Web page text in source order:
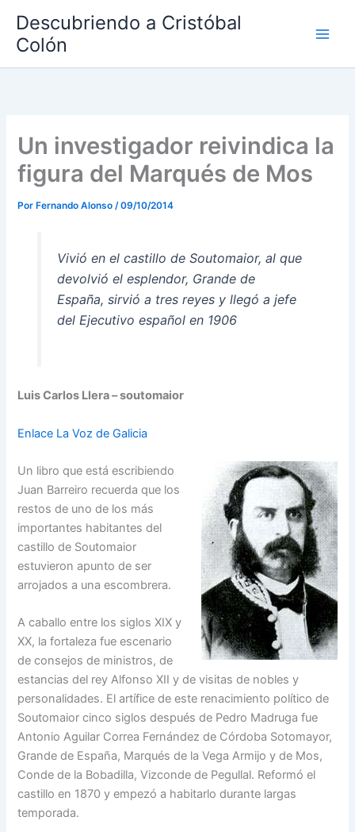
contenido
Descubriendo a Cristóbal
Colón
Un investigador reivindica la
figura del Marqués de Mos
Por Fernando Alonso/09/10/2014
Vivió en el castillo de Soutomaior, al que
devolvió el esplendor, Grande de
España, sirvió a tres reyes y llegó a jefe
del Ejecutivo español en 1906
Luis Carlos Llera – soutomaior
Enlace La Voz de Galicia
Un libro que está escribiendo
Juan Barreiro recuerda que los
restos de uno de los más
importantes habitantes del
castillo de Soutomaior
estuvieron apunto de ser
arrojados a una escombrera.
A caballo entre los siglos XIX y
XX, la fortaleza fue escenario
de consejos de ministros, de
estancias del rey Alfonso XII y de visitas de nobles y
personalidades. El artífice de este renacimiento político de
Soutomaior cinco siglos después de Pedro Madruga fue
Antonio Aguilar Correa Fernández de Córdoba Sotomayor,
Grande de España, Marqués de la Vega Armijo y de Mos,
Conde de la Bobadilla, Vizconde de Pegullal. Reformó el
castillo en 1870 y empezó a habitarlo durante largas
temporada.